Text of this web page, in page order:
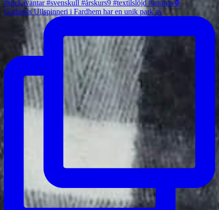
Gotlands Ullspinneri i Fardhem har en unik park av